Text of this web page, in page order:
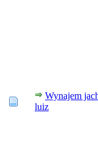
Wynajem
luiz